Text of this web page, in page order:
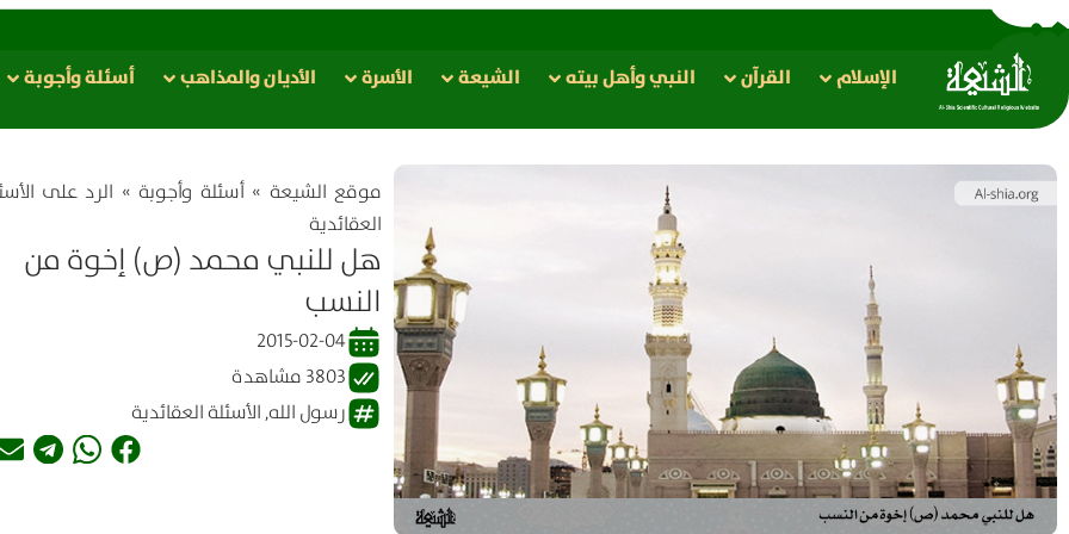
الإسلام القرآن النبي وأهل بيته الشيعة الأسرة الأدیان والمذاهب أسئلة وأجوبة
موقع الشیعة »أسئلة وأجوبة» الرد على
العقائدية
هل للنبي محمد (ص) إخوة من
النسب
2015-02-04
3803 مشاهدة
رسول الله,الأسئلة العقائدية